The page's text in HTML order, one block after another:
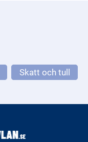
Skatt och tull